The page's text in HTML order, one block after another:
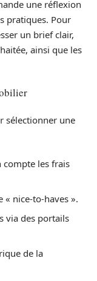
une réflexion
pratiques. Pour
un brief clair,
ainsi que les
sélectionner une
les frais
« nice-to-haves ».
via des portails
de la